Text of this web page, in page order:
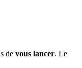
de vous lancer. Le